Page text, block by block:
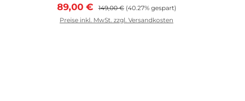
Verkaufspreis:
89,00 € Regulärer Preis:
149,00 € (40.27% gespart)
Preise inkl. MwSt. zzgl. Versandkosten